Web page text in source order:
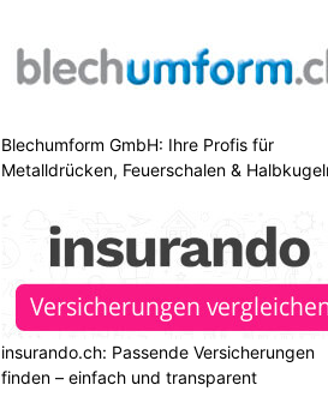
Blechumform GmbH: Ihre Profis für
Metalldrücken, Feuerschalen &
insurando.ch: Passende Versicherungen
finden – einfach und transparent